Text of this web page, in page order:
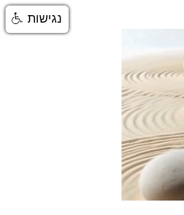
נגישות